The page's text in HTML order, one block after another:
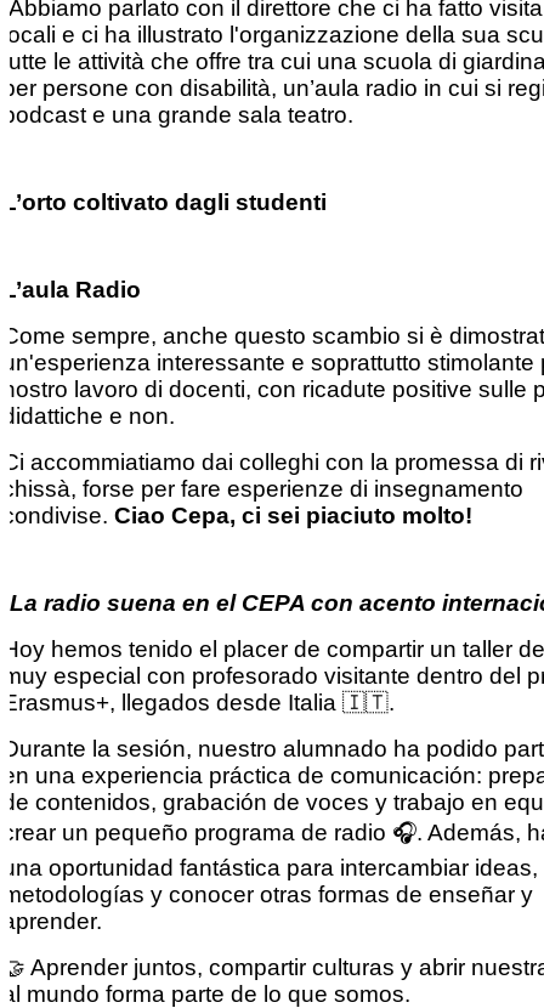
Abbiamo parlato con il direttore che ci ha fatto
locali e ci ha illustrato l'organizzazione della sua
tutte le attività che offre tra cui una scuola di
per persone con disabilità, un’aula radio in cui si
podcast e una grande sala teatro.
L’orto coltivato dagli studenti
L’aula Radio
Come sempre, anche questo scambio si è
un'esperienza interessante e soprattutto stimolante
nostro lavoro di docenti, con ricadute positive sulle
didattiche e non.
Ci accommiatiamo dai colleghi con la promessa di
chissà, forse per fare esperienze di insegnamento
condivise. Ciao Cepa, ci sei piaciuto molto!
¡La radio suena en el CEPA con acento
Hoy hemos tenido el placer de compartir un taller
muy especial con profesorado visitante dentro del
Erasmus+, llegados desde Italia 🇮🇹.
Durante la sesión, nuestro alumnado ha podido
en una experiencia práctica de comunicación:
de contenidos, grabación de voces y trabajo en
crear un pequeño programa de radio 🎧. Además,
una oportunidad fantástica para intercambiar ideas,
metodologías y conocer otras formas de enseñar y
aprender.
🤝 Aprender juntos, compartir culturas y abrir
al mundo forma parte de lo que somos.